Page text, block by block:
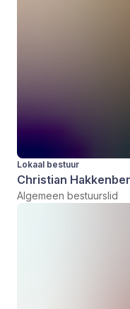
Lokaal bestuur
Christian
Algemeen bestuurslid